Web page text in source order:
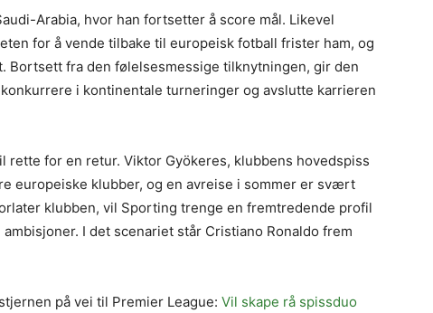
Arabia, hvor han fortsetter å score mål. Likevel
for å vende tilbake til europeisk fotball frister ham, og
Bortsett fra den følelsesmessige tilknytningen, gir den
i kontinentale turneringer og avslutte karrieren
rette for en retur. Viktor Gyökeres, klubbens hovedspiss
europeiske klubber, og en avreise i sommer er svært
klubben, vil Sporting trenge en fremtredende profil
I det scenariet står Cristiano Ronaldo frem
på vei til Premier League: Vil skape rå spissduo